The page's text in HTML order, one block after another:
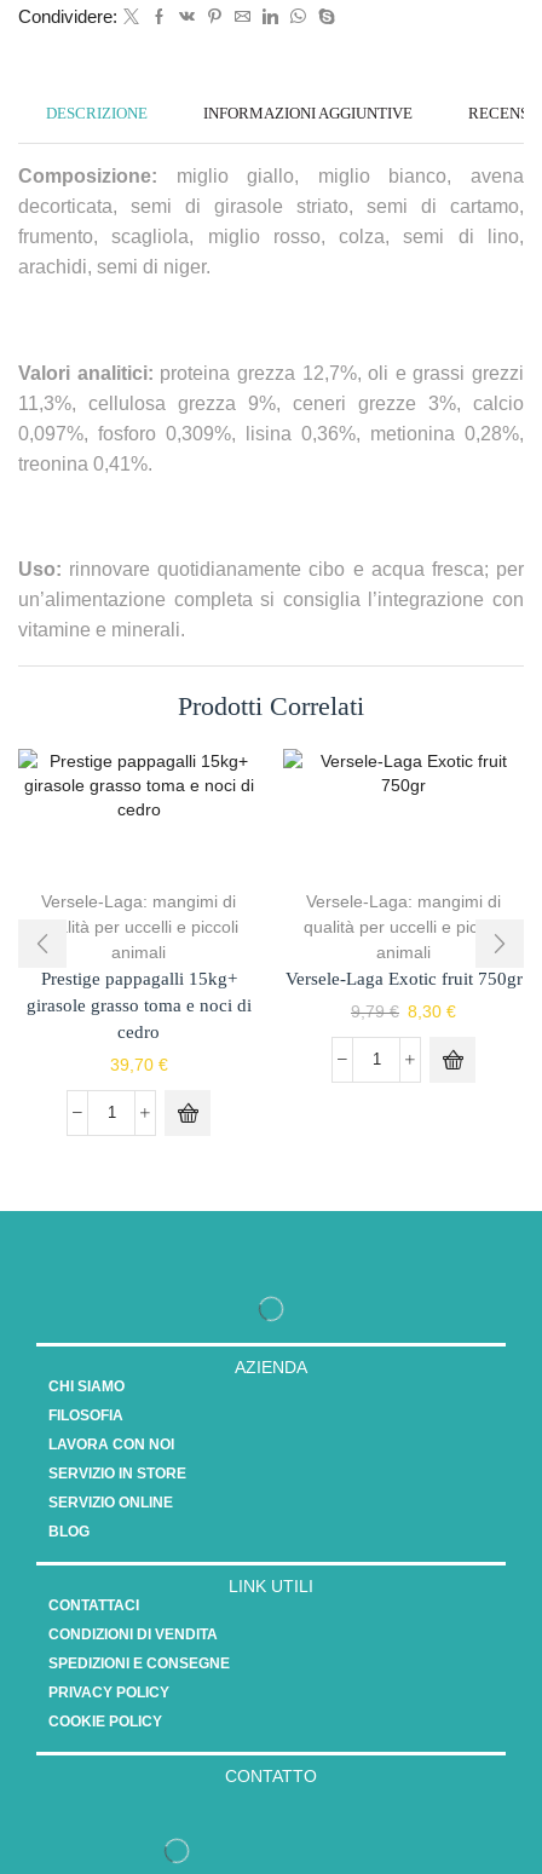
Condividere:
DESCRIZIONE INFORMAZIONI AGGIUNTIVE
Composizione: miglio giallo, miglio bianco, avena
decorticata, semi di girasole striato, semi di cartamo,
frumento, scagliola, miglio rosso, colza, semi di lino,
arachidi, semi di niger.
Valori analitici: proteina grezza 12,7%, oli e grassi grezzi
11,3%, cellulosa grezza 9%, ceneri grezze 3%, calcio
0,097%, fosforo 0,309%, lisina 0,36%, metionina 0,28%,
treonina 0,41%.
Uso: rinnovare quotidianamente cibo e acqua fresca; per
un’alimentazione completa si consiglia l’integrazione con
vitamine e minerali.
Prodotti Correlati
Versele-Laga: mangimi di
qualità per uccelli e piccoli
animali
Prestige pappagalli 15kg+
girasole grasso toma e noci di
cedro
39,70 €
Versele-Laga: mangimi di
qualità per uccelli e piccoli
animali
Versele-Laga Exotic fruit 750gr
9,79€ 8,30 €
AZIENDA
CHI SIAMO
FILOSOFIA
LAVORA CON NOI
SERVIZIO IN STORE
SERVIZIO ONLINE
BLOG
LINK UTILI
CONTATTACI
CONDIZIONI DI VENDITA
SPEDIZIONI E CONSEGNE
PRIVACY POLICY
COOKIE POLICY
CONTATTO